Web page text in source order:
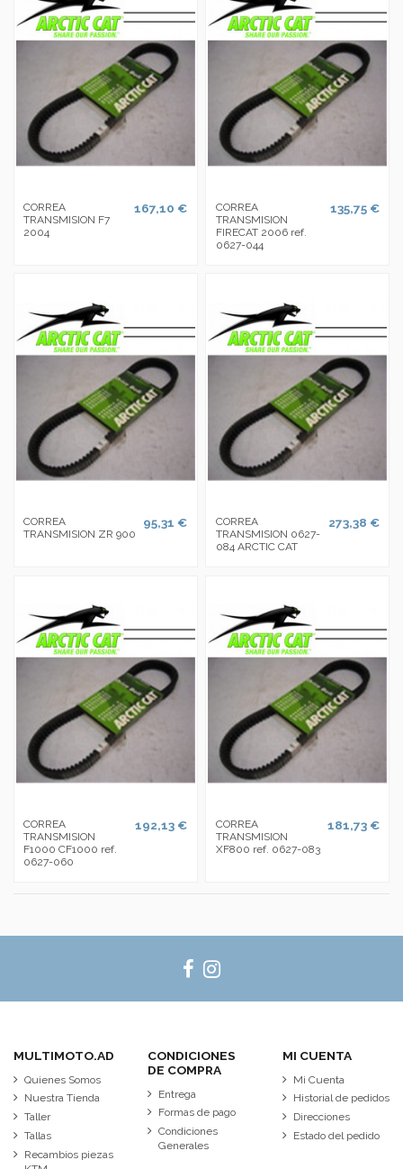
CORREA
TRANSMISION F7
2004
167,10 €
CORREA
TRANSMISION
FIRECAT 2006 ref.
0627-044
135,75 €
CORREA
TRANSMISION ZR 900
95,31 €
CORREA
TRANSMISION 0627-
084 ARCTIC CAT
273,38 €
CORREA
TRANSMISION
F1000 CF1000 ref.
0627-060
192,13 €
CORREA
TRANSMISION
XF800 ref. 0627-083
181,73 €
MULTIMOTO.AD
Quienes Somos
Nuestra Tienda
Taller
Tallas
Recambios piezas
CONDICIONES
DE COMPRA
Entrega
Formas de pago
Condiciones
Generales
MI CUENTA
Mi Cuenta
Historial de pedidos
Direcciones
Estado del pedido